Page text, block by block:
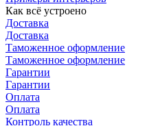
Как всё устроено
Доставка
Доставка
Таможенное оформление
Таможенное оформление
Гарантии
Гарантии
Оплата
Оплата
Контроль качества